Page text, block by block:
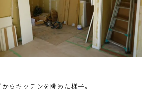
らキッチンを眺めた様子。